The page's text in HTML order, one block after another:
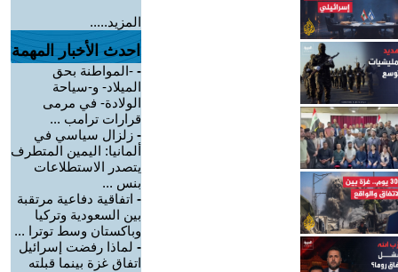
المزيد.....
احدث الأخبار المهمة
- -المواطنة بحق
الميلاد- و-سياحة
الولادة- في مرمى
قرارات ترامب ...
- زلزال سياسي في
ألمانيا: اليمين المتطرف
يتصدر الاستطلاعات
بنس ...
- اتفاقية دفاعية مرتقبة
بين السعودية وتركيا
وباكستان وسط توترا ...
- لماذا رفضت إسرائيل
اتفاق غزة بينما قبلته